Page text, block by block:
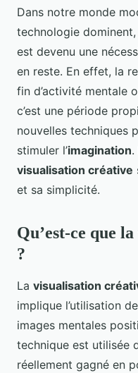
Dans notre monde
technologie
est devenu une
en reste. En effet, la
fin d’activité mentale
c’est une période
nouvelles techniques
stimuler l’imagination.
visualisation créative
et sa simplicité.
Qu’est-ce que
?
La visualisation
implique l’utilisation
images mentales
technique est utilisée
réellement gagné en